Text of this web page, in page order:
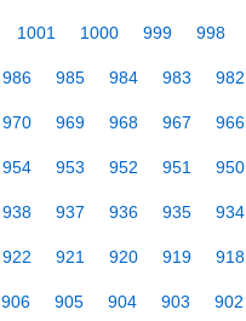
1001 1000 999 998
986 985 984 983 982
970 969 968 967 966
954 953 952 951 950
938 937 936 935 934
922 921 920 919 918
906 905 904 903 902